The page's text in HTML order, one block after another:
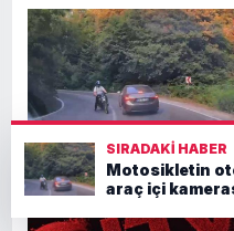
Motosikletin otomobile
çarptığı kaza, araç içi
kamerasında
SIRADAKI HABER
Motosikletin
araç içi